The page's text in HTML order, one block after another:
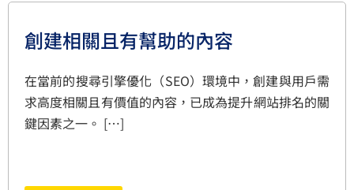
創建相關且有幫助的內容
在當前的搜尋引擎優化（SEO）環境中，創建與用戶需
求高度相關且有價值的內容，已成為提升網站排名的關
鍵因素之一。 […]